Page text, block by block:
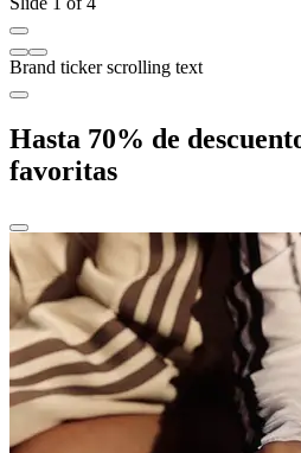
Brand ticker scrolling text
Hasta 70% de
favoritas